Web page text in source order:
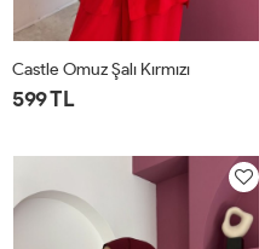
Castle Omuz Şalı Kırmızı
599 TL